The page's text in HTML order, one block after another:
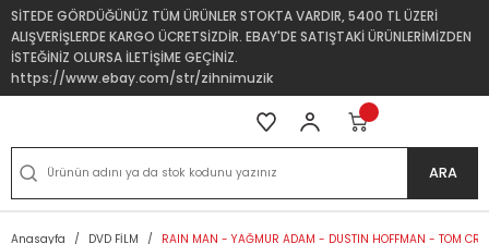
SİTEDE GÖRDÜĞÜNÜZ TÜM ÜRÜNLER STOKTA VARDIR, 5400 TL ÜZERİ
ALIŞVERİŞLERDE KARGO ÜCRETSİZDİR. EBAY'DE SATIŞTAKİ ÜRÜNLERİMİZDEN
İSTEĞİNİZ OLURSA İLETİŞİME GEÇİNİZ.
https://www.ebay.com/str/zihnimuzik
ARA
Anasayfa DVD FİLM RAIN MAN - YAĞMUR ADAM - DUSTIN HOFFMAN - TOM